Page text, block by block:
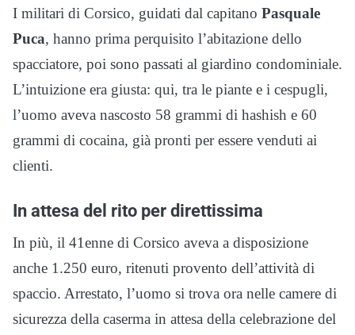
I militari di Corsico, guidati dal capitano Pasquale
Puca, hanno prima perquisito l’abitazione dello
spacciatore, poi sono passati al giardino condominiale.
L’intuizione era giusta: qui, tra le piante e i cespugli,
l’uomo aveva nascosto 58 grammi di hashish e 60
grammi di cocaina, già pronti per essere venduti ai
clienti.
In attesa del rito per direttissima
In più, il 41enne di Corsico aveva a disposizione
anche 1.250 euro, ritenuti provento dell’attività di
spaccio. Arrestato, l’uomo si trova ora nelle camere di
sicurezza della caserma in attesa della celebrazione del